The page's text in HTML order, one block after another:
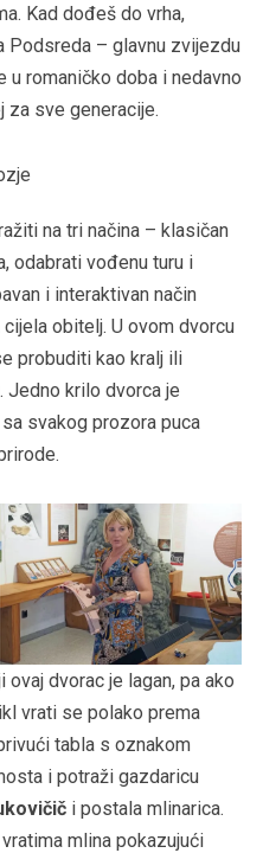
Kad dođeš do vrha,
Podsreda – glavnu zvijezdu
u romaničko doba i nedavno
za sve generacije.
na tri načina – klasičan
odabrati vođenu turu i
i interaktivan način
obitelj. U ovom dvorcu
probuditi kao kralj ili
Jedno krilo dvorca je
svakog prozora puca
dvorac je lagan, pa ako
vrati se polako prema
tabla s oznakom
i potraži gazdaricu
i postala mlinarica.
mlina pokazujući